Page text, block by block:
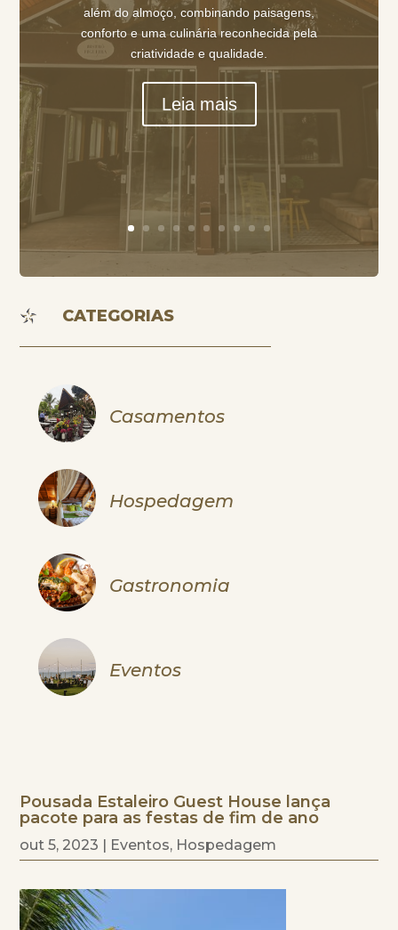
além do almoço, combinando paisagens,
conforto e uma culinária reconhecida pela
criatividade e qualidade.
Leia mais
CATEGORIAS
Casamentos
Hospedagem
Gastronomia
Eventos
Pousada Estaleiro Guest House lança
pacote para as festas de fim de ano
out 5, 2023 | Eventos, Hospedagem